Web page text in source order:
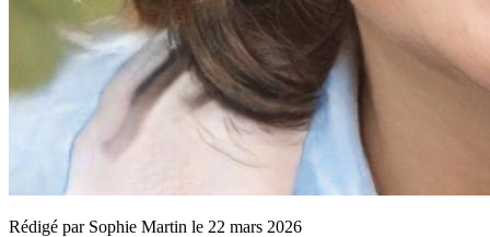
Rédigé par Sophie Martin le 22 mars 2026